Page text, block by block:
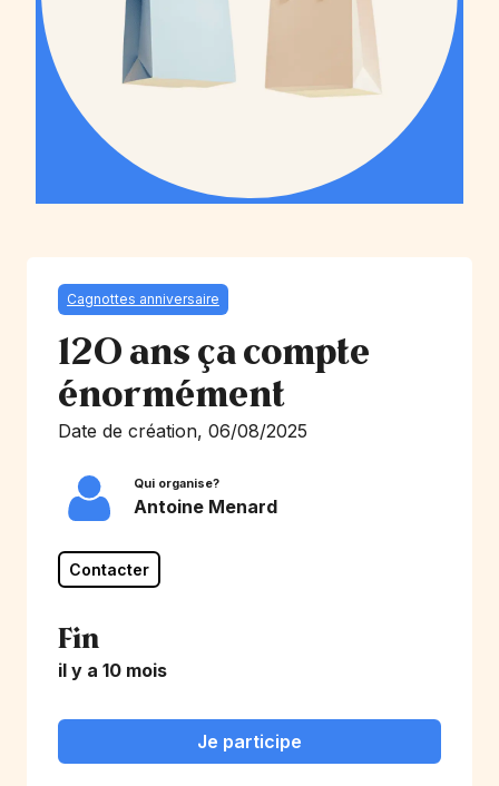
Cagnottes anniversaire
120 ans ça compte
énormément
Date de création, 06/08/2025
Qui organise?
Antoine Menard
Contacter
Fin
il y a 10 mois
Je participe